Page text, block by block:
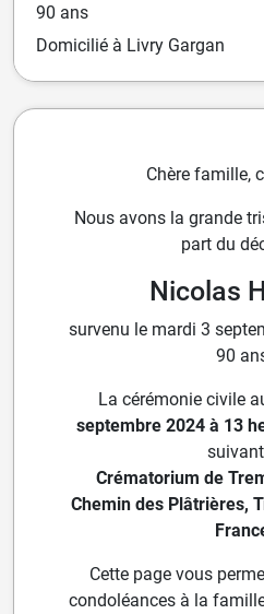
90 ans
Domicilié à Livry Gargan
Chère famille,
Nous avons la grande
part du
Nicolas
survenu le mardi 3
90
La cérémonie civile
septembre 2024 à 13
Crématorium de
Chemin des Plâtrières,
Cette page vous
condoléances à la